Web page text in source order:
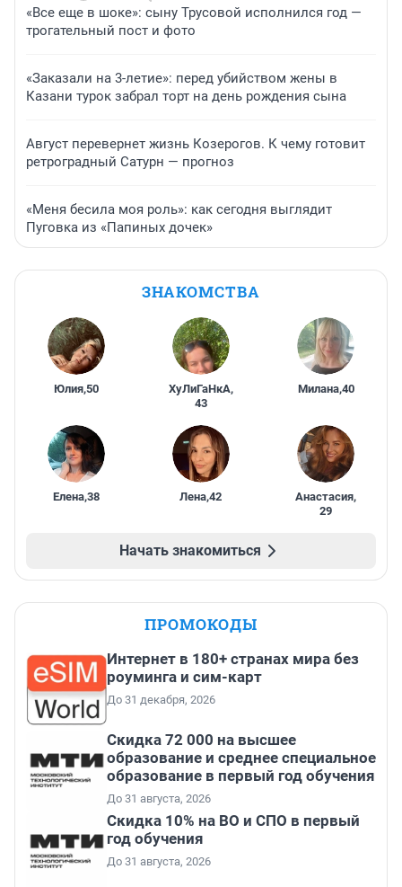
«Все еще в шоке»: сыну Трусовой исполнился год —
трогательный пост и фото
«Заказали на 3-летие»: перед убийством жены в
Казани турок забрал торт на день рождения сына
Август перевернет жизнь Козерогов. К чему готовит
ретроградный Сатурн — прогноз
«Меня бесила моя роль»: как сегодня выглядит
Пуговка из «Папиных дочек»
ЗНАКОМСТВА
Юлия,50 ХуЛиГаНкА,
43
Милана,40
Елена,38 Лена,42 Анастасия,
29
Начать знакомиться
ПРОМОКОДЫ
Интернет в 180+ странах мира без
роуминга и сим-карт
До 31 декабря, 2026
Скидка 72 000 на высшее
образование и среднее специальное
образование в первый год обучения
До 31 августа, 2026
Скидка 10% на ВО и СПО в первый
год обучения
До 31 августа, 2026